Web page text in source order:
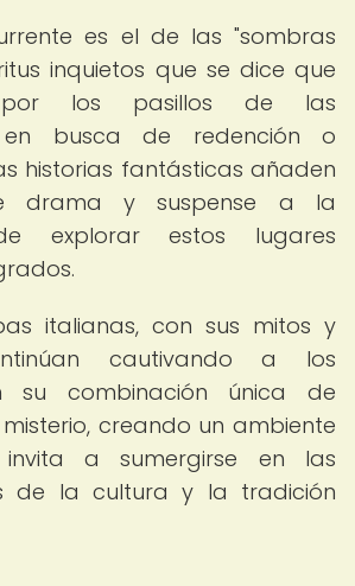
es el de las "sombras
inquietos que se dice que
por los pasillos de las
en busca de redención o
historias fantásticas añaden
drama y suspense a la
explorar estos lugares
italianas, con sus mitos y
cautivando a los
su combinación única de
creando un ambiente
a sumergirse en las
de la cultura y la tradición